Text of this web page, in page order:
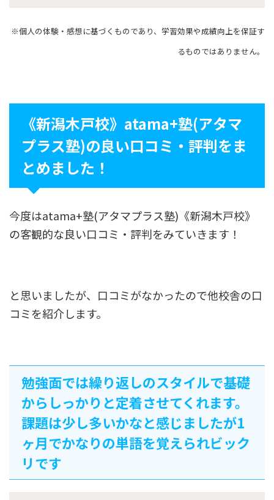
※個人の体験・感想に基づくものであり、学習効果や成績向上を保証す
るものではありません。
《新潟木戸校》atama+塾(アタマ
プラス塾)の良い口コミ・評判をま
とめました！
今度はatama+塾(アタマプラス塾)《新潟木戸校》
の客観的な良い口コミ・評判をみていきます！
と思いましたが、口コミがなかったので他校舎の口
コミを紹介します。
勉強面では繰り返しのスタイルで基礎
からしっかりと定着させてくれます。
課題は少し多いかなと感じましたが1
ヶ月でかなりの単語を覚えられビック
リです